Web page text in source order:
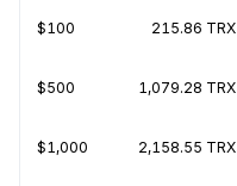
$100 215.86 TRX
$500 1,079.28 TRX
$1,000 2,158.55 TRX